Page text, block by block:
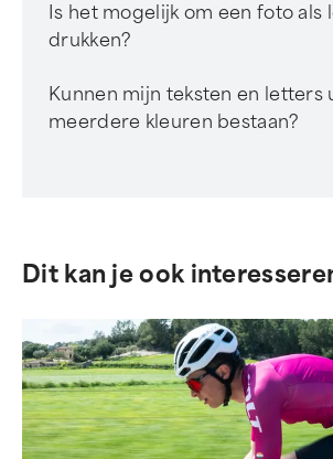
Is het mogelijk om een foto als
drukken?
Kunnen mijn teksten en letters
meerdere kleuren bestaan?
Dit kan je ook